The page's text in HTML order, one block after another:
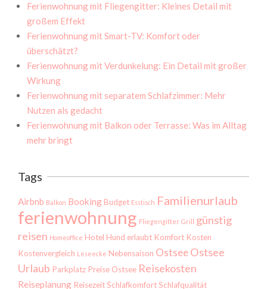
Ferienwohnung mit Fliegengitter: Kleines Detail mit
großem Effekt
Ferienwohnung mit Smart-TV: Komfort oder
überschätzt?
Ferienwohnung mit Verdunkelung: Ein Detail mit großer
Wirkung
Ferienwohnung mit separatem Schlafzimmer: Mehr
Nutzen als gedacht
Ferienwohnung mit Balkon oder Terrasse: Was im Alltag
mehr bringt
Tags
Airbnb Balkon Booking Budget Esstisch Familienurlaub
ferienwohnung Fliegengitter Grill günstig
reisen Homeoffice Hotel Hund erlaubt Komfort Kosten
Kostenvergleich Leseecke Nebensaison OstseeOstsee
Urlaub Parkplatz Preise Ostsee Reisekosten
Reiseplanung ReisezeitSchlafkomfortSchlafqualität